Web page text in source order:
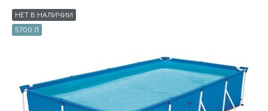
НЕТ В НАЛИЧИИ
5700 Л